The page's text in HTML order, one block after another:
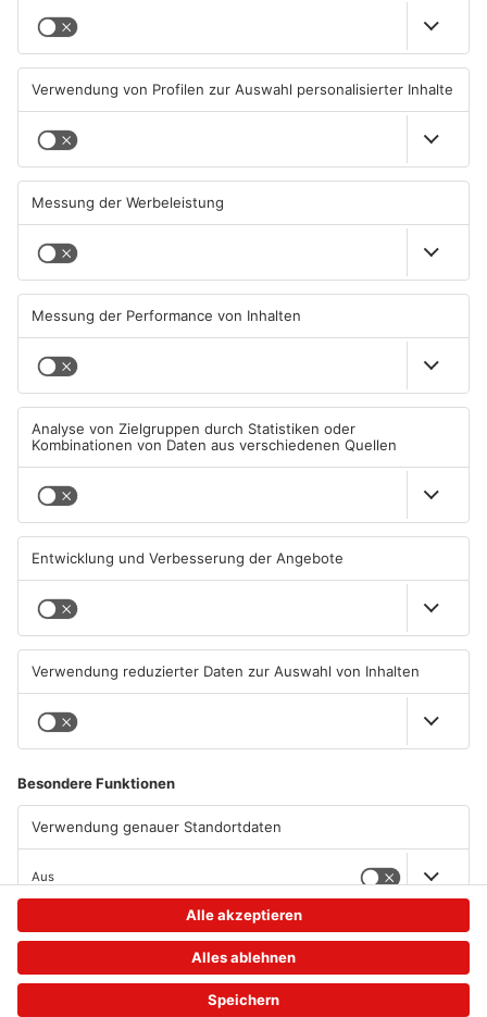
05.08.2026, 06:58 UHR IN KREIS
DARMSTADT-DIEBURG
04.08.2026, 09:24 UHR IN KREIS
Bienen verbinden
Fachbereiche am Campus
DARMSTADT-DIEBURG
Groß-Umstadt: Neuer
Bauabschnitt für
DARMSTADT-DIEBURG